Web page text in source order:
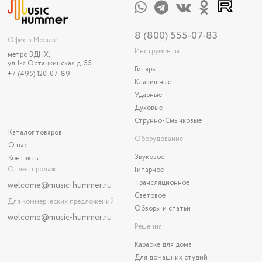
Офис в Москве:
метро ВДНХ,
ул 1-я Останкинская д. 55
+7 (495) 120-07-89
Каталог товаров
О нас
Контакты
Отдел продаж
welcome@music-hummer.ru
Для коммерческих предложений
welcome@music-hummer.ru
8 (800) 555-07-83
Инструменты
Гитары
Клавишные
Ударные
Духовые
Струнно-Смычковые
Оборудование
Звуковое
Гитарное
Трансляционное
Световое
Обзоры и статьи
Решения
Караоке для дома
Для домашних студий